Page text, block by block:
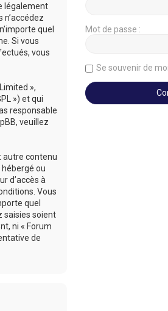
légalement
quel
Si vous
vous
»,
») et qui
responsable
veuillez
autre contenu
ou
d’accès à
Vous
quel
saisies soient
ni « Forum
de
Mot de passe :
Se souvenir de moi